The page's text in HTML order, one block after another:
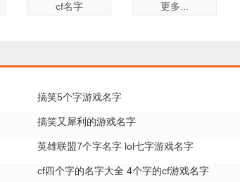
cf名字 更多...
搞笑5个字游戏名字
搞笑又犀利的游戏名字
英雄联盟7个字名字 lol七字游戏名字
cf四个字的名字大全 4个字的cf游戏名字